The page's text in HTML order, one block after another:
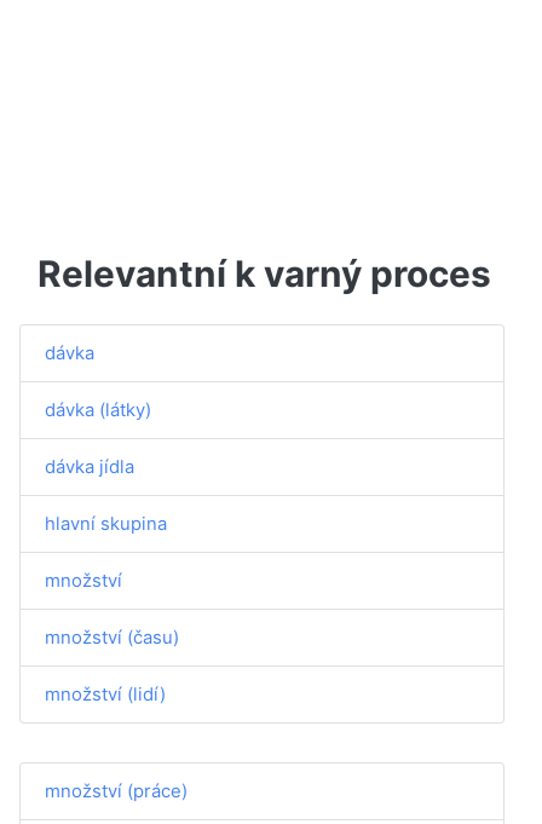
Relevantní k varný proces
dávka
dávka (látky)
dávka jídla
hlavní skupina
množství
množství (času)
množství (lidí)
množství (práce)